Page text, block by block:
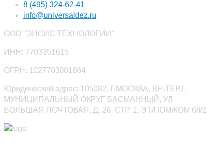
8 (495) 324-62-41
info@universaldez.ru
ООО "ЭНСИС ТЕХНОЛОГИИ"
ИНН: 7703351615
ОГРН: 1027703001864
Юридический адрес: 105082, Г.МОСКВА, ВН.ТЕР.Г.
МУНИЦИПАЛЬНЫЙ ОКРУГ БАСМАННЫЙ, УЛ
БОЛЬШАЯ ПОЧТОВАЯ, Д. 26, СТР. 1, ЭТ/ПОМ/КОМ 6/I/2